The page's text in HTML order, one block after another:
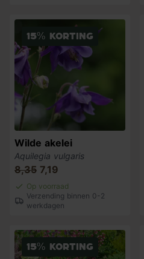
15% korting
Wilde akelei
Aquilegia vulgaris
8,35 7,19
Op voorraad
Verzending binnen 0-2
werkdagen
15% korting